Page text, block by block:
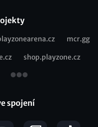
mcr.gg
shop.playzone.cz
spojení